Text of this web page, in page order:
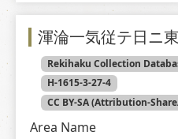
渾淪一気従テ日ニ
H-1615-3-27-4
CC BY-SA (Attribution-
Area Name